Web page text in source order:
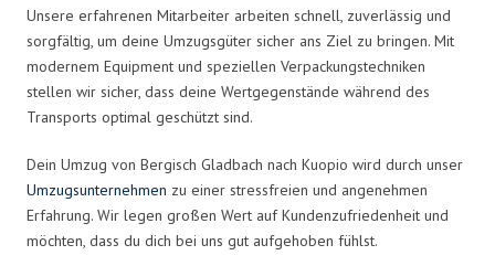
Unsere erfahrenen Mitarbeiter arbeiten schnell, zuverlässig und
sorgfältig, um deine Umzugsgüter sicher ans Ziel zu bringen. Mit
modernem Equipment und speziellen Verpackungstechniken
stellen wir sicher, dass deine Wertgegenstände während des
Transports optimal geschützt sind.
Dein Umzug von Bergisch Gladbach nach Kuopio wird durch unser
Umzugsunternehmen zu einer stressfreien und angenehmen
Erfahrung. Wir legen großen Wert auf Kundenzufriedenheit und
möchten, dass du dich bei uns gut aufgehoben fühlst.